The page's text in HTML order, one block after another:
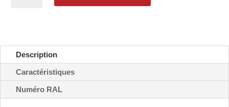
avec
disque
-
B6b5
Description
Caractéristiques
Numéro RAL